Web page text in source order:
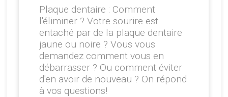
Plaque dentaire : Comment
l'éliminer ? Votre sourire est
entaché par de la plaque dentaire
jaune ou noire ? Vous vous
demandez comment vous en
débarrasser ? Ou comment éviter
d'en avoir de nouveau ? On répond
à vos questions!